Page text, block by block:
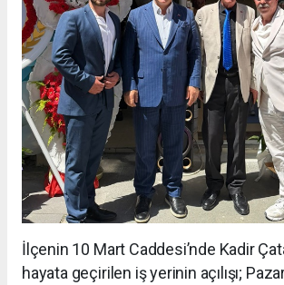
İlçenin 10 Mart Caddesi’nde Kadir
hayata geçirilen iş yerinin açılışı;